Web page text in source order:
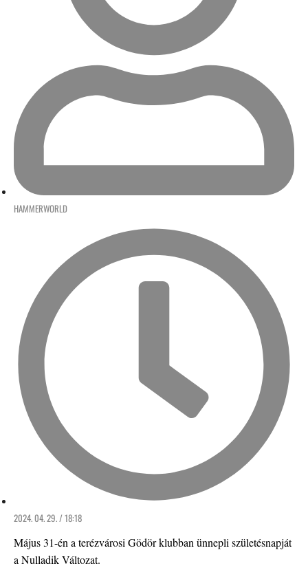
HAMMERWORLD
2024. 04. 29. / 18:18
Május 31-én a terézvárosi Gödör klubban ünnepli születésnapját
a Nulladik Változat.